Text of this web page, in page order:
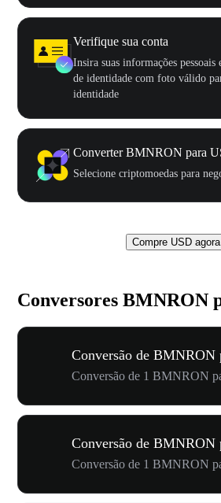
Verifique sua conta
Insira suas informações
de identidade com foto válido
identidade
Converter BMNRON para
Selecione criptomoedas para
Compre USD agora
Conversores BMNRON
Conversão de
Conversão de 1 BMNRON
Conversão de BMNRON
Conversão de 1 BMNRON